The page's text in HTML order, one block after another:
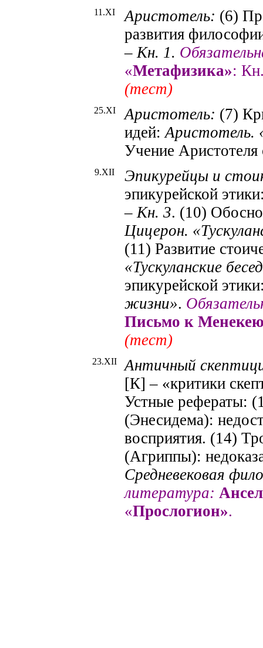
11.XI Аристотель: (6)
развития
– Кн. 1.
«Метафизика»:
(тест)
25.XI Аристотель: (7)
идей:Аристотель.
Учение
9.XII
Эпикурейцы и
эпикурейской
– Кн. 3. (10)
Цицерон. «
(11) Развитие
«Тускуланские
эпикурейской
жизни».
Письмо к
(тест)
23.XII
Античный
[К] – «критики
Устные рефераты:
(Энесидема):
восприятия. (14)
(Агриппы):
Средневековая
литература:
«Прослогион».